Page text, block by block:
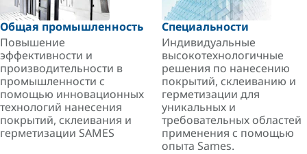
Общая промышленность
Повышение
эффективности и
производительности в
промышленности с
помощью инновационных
технологий нанесения
покрытий, склеивания и
герметизации SAMES
Специальности
Индивидуальные
высокотехнологичные
решения по нанесению
покрытий, склеиванию и
герметизации для
уникальных и
требовательных областей
применения с помощью
опыта Sames.